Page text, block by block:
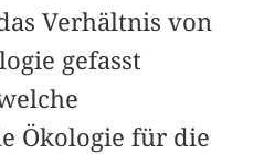
Verhältnis von
gefasst
Ökologie für die